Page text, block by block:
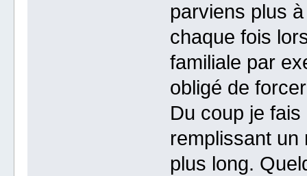
parviens plus
chaque fois
familiale par
obligé de
Du coup je
remplissant un
plus long.